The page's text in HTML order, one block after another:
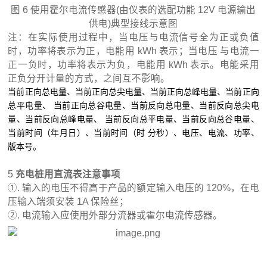
图 6 使用霍尔电流传感器(由仪表的选配功能 12V 电源输出
供电)典型接线示意图
注：在实际使用过程中，当电压与电流信号全为正或负值
时，功率将表示为正，电能用 kWh 表示；当电压 与电流一
正一负时，功率将表示为负，电能用 kWh 表示。电能采用
正负分开计量的方式，之间互不影响。
当前正向总电量、当前正向总尖电量、当前正向总峰电量、当前正向
总平电量、 当前正向总谷电量、当前反向总电量、当前反向总尖电
量、当前反向总峰电量、 当前反向总平电量、当前反向总谷电量、
当前时间（年月日）、当前时间（时 分秒）、电压、电流、功率、
版本号。
5 充电桩用直流表注意事项
①. 输入的电压不得高于产品的额定输入电压的 120%，在电
压输入端须安装 1A 保险丝；
②. 电流输入应使用外部分流器或霍尔电流传感器。